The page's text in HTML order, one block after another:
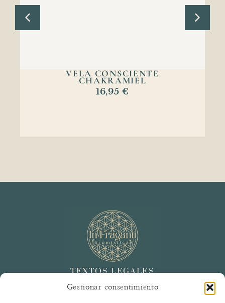
Gestionar consentimiento
VELA CONSCIENTE
CHAKRAMIEL
16,95€
TEXTOS LEGALES
Política de Venta y Devolución